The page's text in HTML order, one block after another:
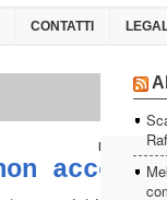
CONTATTI